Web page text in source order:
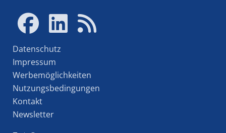
Datenschutz
Impressum
Werbemöglichkeiten
Nutzungsbedingungen
Kontakt
Newsletter